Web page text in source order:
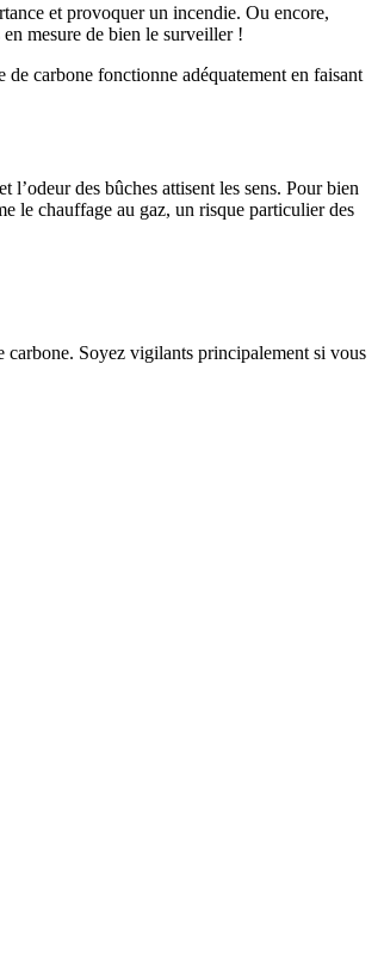
et provoquer un incendie. Ou encore,
mesure de bien le surveiller !
carbone fonctionne adéquatement en faisant
des bûches attisent les sens. Pour bien
le chauffage au gaz, un risque particulier des
carbone. Soyez vigilants principalement si vous